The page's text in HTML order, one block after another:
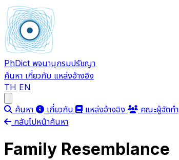
PhDict พจนานุกรมปรัชญา
ค้นหา เกี่ยวกับ แหล่งอ้างอิง
TH EN
ค้นหา เกี่ยวกับ แหล่งอ้างอิง
คณะผู้จัดทำ
กลับไปหน้าค้นหา
Family Resemblance